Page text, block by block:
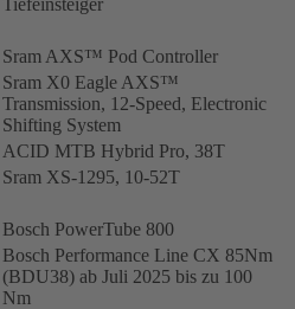
Sram AXS™ Pod Controller
Sram X0 Eagle AXS™
Transmission, 12-Speed, Electronic
Shifting System
ACID MTB Hybrid Pro, 38T
Sram XS-1295, 10-52T
Bosch PowerTube 800
Bosch Performance Line CX 85Nm
(BDU38) ab Juli 2025 bis zu 100
Nm